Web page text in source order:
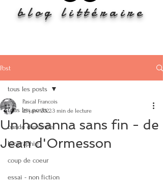
blog littéraire
Post
tous les posts
bande dessinée
biographie
coup de coeur
essai - non fiction
tous les posts
Un hosanna sans fin - de
Jean d'Ormesson
Pascal Francois
25 janv. 20223 min de lecture